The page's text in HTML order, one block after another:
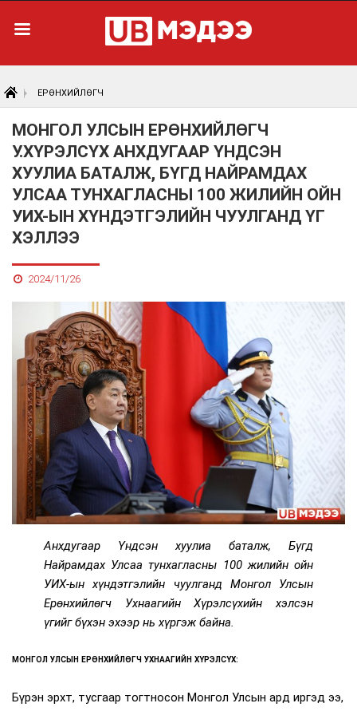
ЕРӨНХИЙЛӨГЧ
МОНГОЛ УЛСЫН ЕРӨНХИЙЛӨГЧ
У.ХҮРЭЛСҮХ АНХДУГААР ҮНДСЭН
ХУУЛИА БАТАЛЖ, БҮГД НАЙРАМДАХ
УЛСАА ТУНХАГЛАСНЫ 100 ЖИЛИЙН ОЙН
УИХ-ЫН ХҮНДЭТГЭЛИЙН ЧУУЛГАНД ҮГ
ХЭЛЛЭЭ
2024/11/26
Анхдугаар Үндсэн хуулиа баталж, Бүгд
Найрамдах Улсаа тунхагласны 100 жилийн ойн
УИХ-ын хүндэтгэлийн чуулганд Монгол Улсын
Ерөнхийлөгч Ухнаагийн Хүрэлсүхийн хэлсэн
үгийг бүхэн эхээр нь хүргэж байна.
МОНГОЛ УЛСЫН ЕРӨНХИЙЛӨГЧ УХНААГИЙН ХҮРЭЛСҮХ:
Бүрэн эрхт, тусгаар тогтносон Монгол Улсын ард иргэд ээ,